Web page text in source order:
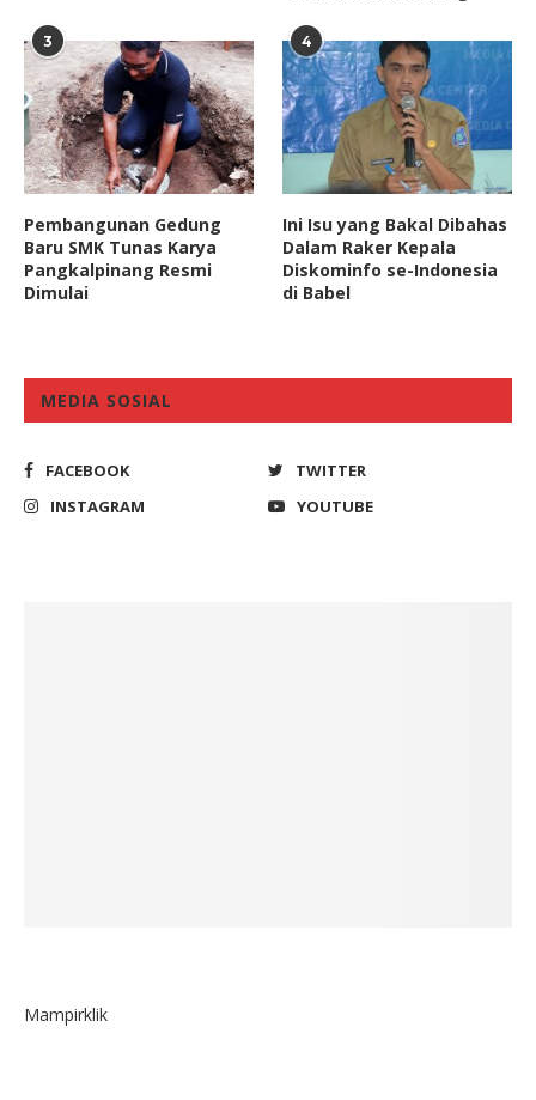
3
Pembangunan Gedung
Baru SMK Tunas Karya
Pangkalpinang Resmi
Dimulai
4
Ini Isu yang Bakal Dibahas
Dalam Raker Kepala
Diskominfo se-Indonesia
di Babel
MEDIA SOSIAL
FACEBOOK
TWITTER
INSTAGRAM
YOUTUBE
Mampirklik